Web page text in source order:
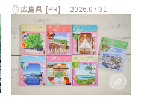
広島県 [PR] 2026.07.31